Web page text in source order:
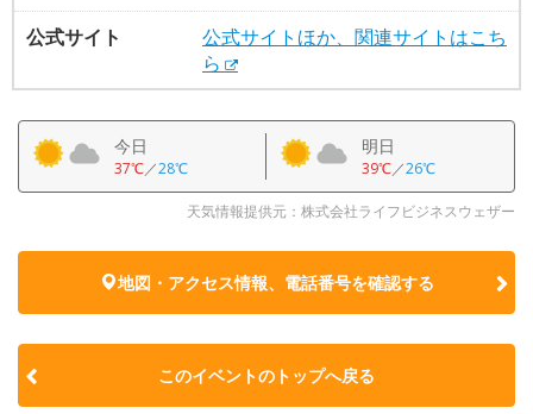
公式サイト
公式サイトほか、関連サイトはこち
ら
今日
37℃／28℃
明日
39℃／26℃
天気情報提供元：株式会社ライフビジネスウェザー
地図・アクセス情報、電話番号を確認する
このイベントのトップへ戻る